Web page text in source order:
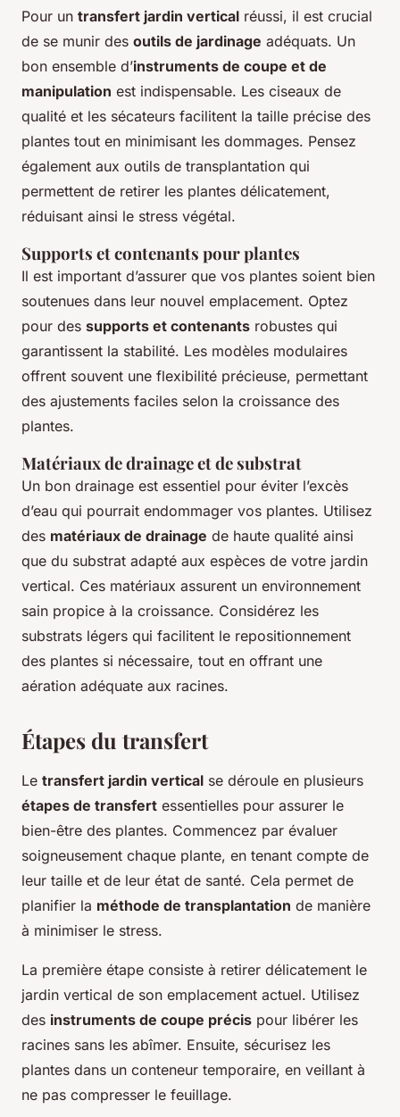
Pour un transfert jardin vertical réussi, il est crucial
de se munir des outils de jardinage adéquats. Un
bon ensemble d’instruments de coupe et de
manipulation est indispensable. Les ciseaux de
qualité et les sécateurs facilitent la taille précise des
plantes tout en minimisant les dommages. Pensez
également aux outils de transplantation qui
permettent de retirer les plantes délicatement,
réduisant ainsi le stress végétal.
Supports et contenants pour plantes
Il est important d’assurer que vos plantes soient bien
soutenues dans leur nouvel emplacement. Optez
pour des supports et contenants robustes qui
garantissent la stabilité. Les modèles modulaires
offrent souvent une flexibilité précieuse, permettant
des ajustements faciles selon la croissance des
plantes.
Matériaux de drainage et de substrat
Un bon drainage est essentiel pour éviter l’excès
d’eau qui pourrait endommager vos plantes. Utilisez
des matériaux de drainage de haute qualité ainsi
que du substrat adapté aux espèces de votre jardin
vertical. Ces matériaux assurent un environnement
sain propice à la croissance. Considérez les
substrats légers qui facilitent le repositionnement
des plantes si nécessaire, tout en offrant une
aération adéquate aux racines.
Étapes du transfert
Le transfert jardin vertical se déroule en plusieurs
étapes de transfert essentielles pour assurer le
bien-être des plantes. Commencez par évaluer
soigneusement chaque plante, en tenant compte de
leur taille et de leur état de santé. Cela permet de
planifier la méthode de transplantation de manière
à minimiser le stress.
La première étape consiste à retirer délicatement le
jardin vertical de son emplacement actuel. Utilisez
des instruments de coupe précis pour libérer les
racines sans les abîmer. Ensuite, sécurisez les
plantes dans un conteneur temporaire, en veillant à
ne pas compresser le feuillage.